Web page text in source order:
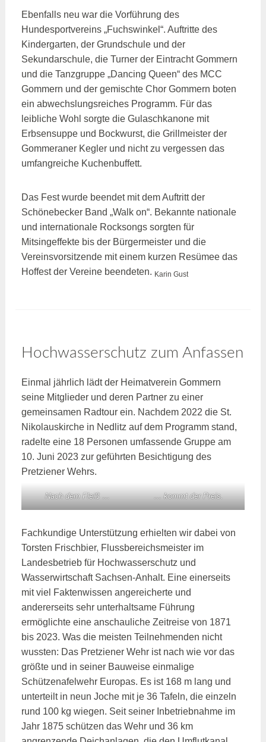
Ebenfalls neu war die Vorführung des
Hundesportvereins „Fuchswinkel“. Auftritte des
Kindergarten, der Grundschule und der
Sekundarschule, die Turner der Eintracht Gommern
und die Tanzgruppe „Dancing Queen“ des MCC
Gommern und der gemischte Chor Gommern boten
ein abwechslungsreiches Programm. Für das
leibliche Wohl sorgte die Gulaschkanone mit
Erbsensuppe und Bockwurst, die Grillmeister der
Gommeraner Kegler und nicht zu vergessen das
umfangreiche Kuchenbuffett.
Das Fest wurde beendet mit dem Auftritt der
Schönebecker Band „Walk on“. Bekannte nationale
und internationale Rocksongs sorgten für
Mitsingeffekte bis der Bürgermeister und die
Vereinsvorsitzende mit einem kurzen Resümee das
Hoffest der Vereine beendeten. Karin Gust
Hochwasserschutz zum Anfassen
Einmal jährlich lädt der Heimatverein Gommern
seine Mitglieder und deren Partner zu einer
gemeinsamen Radtour ein. Nachdem 2022 die St.
Nikolauskirche in Nedlitz auf dem Programm stand,
radelte eine 18 Personen umfassende Gruppe am
10. Juni 2023 zur geführten Besichtigung des
Pretziener Wehrs.
Nach dem Fleiß … … kommt der Preis.
Fachkundige Unterstützung erhielten wir dabei von
Torsten Frischbier, Flussbereichsmeister im
Landesbetrieb für Hochwasserschutz und
Wasserwirtschaft Sachsen-Anhalt. Eine einerseits
mit viel Faktenwissen angereicherte und
andererseits sehr unterhaltsame Führung
ermöglichte eine anschauliche Zeitreise von 1871
bis 2023. Was die meisten Teilnehmenden nicht
wussten: Das Pretziener Wehr ist nach wie vor das
größte und in seiner Bauweise einmalige
Schützenafelwehr Europas. Es ist 168 m lang und
unterteilt in neun Joche mit je 36 Tafeln, die einzeln
rund 100 kg wiegen. Seit seiner Inbetriebnahme im
Jahr 1875 schützen das Wehr und 36 km